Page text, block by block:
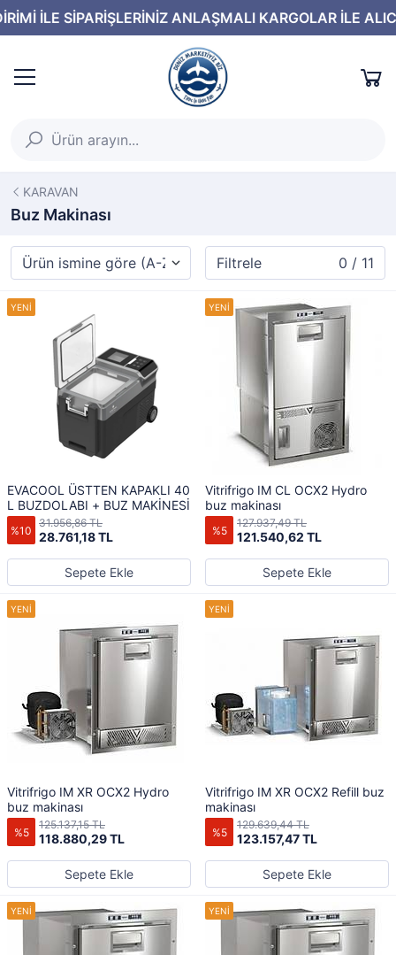
KARAVAN
Buz Makinası
Filtrele 0 / 11
EVACOOL ÜSTTEN KAPAKLI 40
L BUZDOLABI + BUZ MAKİNESİ
%10 28.761,18 TL
31.956,86 TL
Sepete Ekle
Vitrifrigo IM CL OCX2 Hydro
buz makinası
%5 121.540,62 TL
127.937,49 TL
Sepete Ekle
Vitrifrigo IM XR OCX2 Hydro
buz makinası
%5 118.880,29 TL
125.137,15 TL
Sepete Ekle
Vitrifrigo IM XR OCX2 Refill buz
makinası
%5 123.157,47 TL
129.639,44 TL
Sepete Ekle